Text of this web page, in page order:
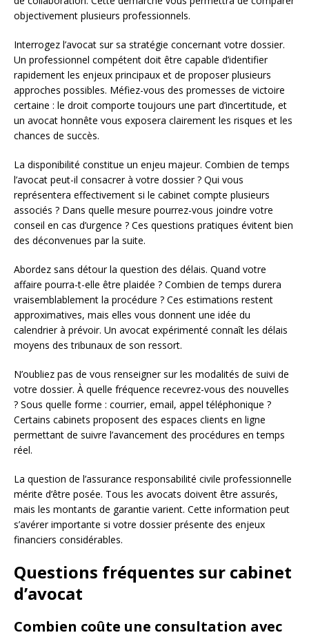
objectivement plusieurs professionnels.
Interrogez l’avocat sur sa stratégie concernant votre dossier.
Un professionnel compétent doit être capable d’identifier
rapidement les enjeux principaux et de proposer plusieurs
approches possibles. Méfiez-vous des promesses de victoire
certaine : le droit comporte toujours une part d’incertitude, et
un avocat honnête vous exposera clairement les risques et les
chances de succès.
La disponibilité constitue un enjeu majeur. Combien de temps
l’avocat peut-il consacrer à votre dossier ? Qui vous
représentera effectivement si le cabinet compte plusieurs
associés ? Dans quelle mesure pourrez-vous joindre votre
conseil en cas d’urgence ? Ces questions pratiques évitent bien
des déconvenues par la suite.
Abordez sans détour la question des délais. Quand votre
affaire pourra-t-elle être plaidée ? Combien de temps durera
vraisemblablement la procédure ? Ces estimations restent
approximatives, mais elles vous donnent une idée du
calendrier à prévoir. Un avocat expérimenté connaît les délais
moyens des tribunaux de son ressort.
N’oubliez pas de vous renseigner sur les modalités de suivi de
votre dossier. À quelle fréquence recevrez-vous des nouvelles
? Sous quelle forme : courrier, email, appel téléphonique ?
Certains cabinets proposent des espaces clients en ligne
permettant de suivre l’avancement des procédures en temps
réel.
La question de l’assurance responsabilité civile professionnelle
mérite d’être posée. Tous les avocats doivent être assurés,
mais les montants de garantie varient. Cette information peut
s’avérer importante si votre dossier présente des enjeux
financiers considérables.
Questions fréquentes sur cabinet
d’avocat
Combien coûte une consultation avec